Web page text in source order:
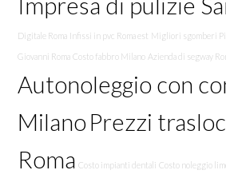
Digitale Roma Infissi in pvc Roma est Migliori sgomberi
Giovanni Roma Costo fabbro Milano Azienda di segway
Autonoleggio con
MilanoPrezzi
Roma Costo impianti dentali Costo noleggio